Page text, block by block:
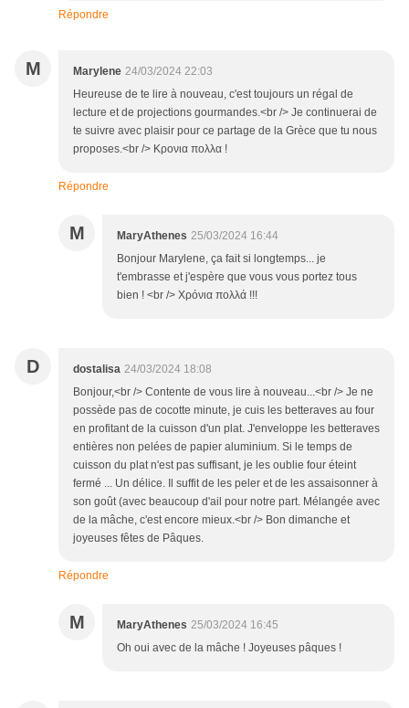
Répondre
M Marylene 24/03/2024 22:03
Heureuse de te lire à nouveau, c'est toujours un régal de
lecture et de projections gourmandes.<br /> Je continuerai de
te suivre avec plaisir pour ce partage de la Grèce que tu nous
proposes.<br /> Κρονια πολλα !
Répondre
M MaryAthenes 25/03/2024 16:44
Bonjour Marylene, ça fait si longtemps... je
t'embrasse et j'espère que vous vous portez tous
bien ! <br /> Χρόνια πολλά !!!
D dostalisa 24/03/2024 18:08
Bonjour,<br /> Contente de vous lire à nouveau...<br /> Je ne
possède pas de cocotte minute, je cuis les betteraves au four
en profitant de la cuisson d'un plat. J'enveloppe les betteraves
entières non pelées de papier aluminium. Si le temps de
cuisson du plat n'est pas suffisant, je les oublie four éteint
fermé ... Un délice. Il suffit de les peler et de les assaisonner à
son goût (avec beaucoup d'ail pour notre part. Mélangée avec
de la mâche, c'est encore mieux.<br /> Bon dimanche et
joyeuses fêtes de Pâques.
Répondre
M MaryAthenes 25/03/2024 16:45
Oh oui avec de la mâche ! Joyeuses pâques !